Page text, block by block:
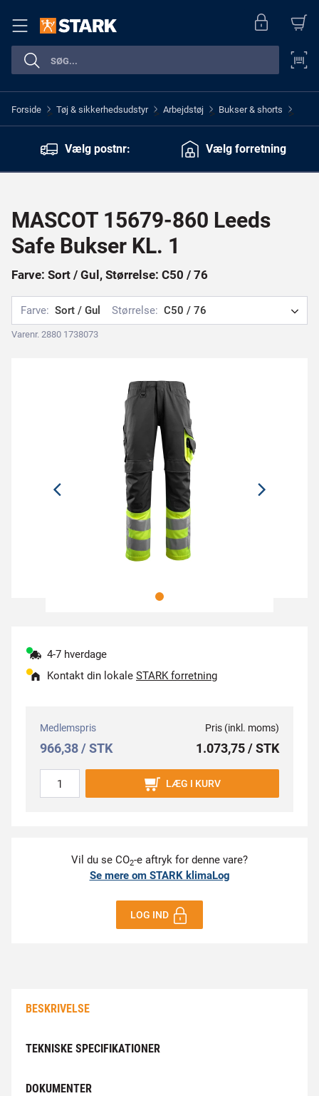
Forside > Tøj & sikkerhedsudstyr > Arbejdstøj > Bukser & shorts >
Vælg postnr: Vælg forretning
MASCOT 15679-860 Leeds
Safe Bukser KL. 1
Farve: Sort / Gul, Størrelse: C50 / 76
Farve: Sort / Gul Størrelse: C50 / 76
Varenr. 2880 1738073
4-7 hverdage
Kontakt din lokale STARK forretning
Medlemspris
966,38 / STK
Pris (inkl. moms)
1.073,75 / STK
LÆG I KURV
Vil du se CO2-e aftryk for denne vare?
Se mere om STARK klimaLog
LOG IND
BESKRIVELSE
TEKNISKE SPECIFIKATIONER
DOKUMENTER